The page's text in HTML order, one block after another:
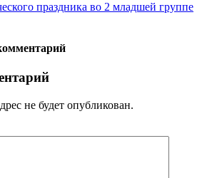
праздника во 2 младшей группе
не будет опубликован.